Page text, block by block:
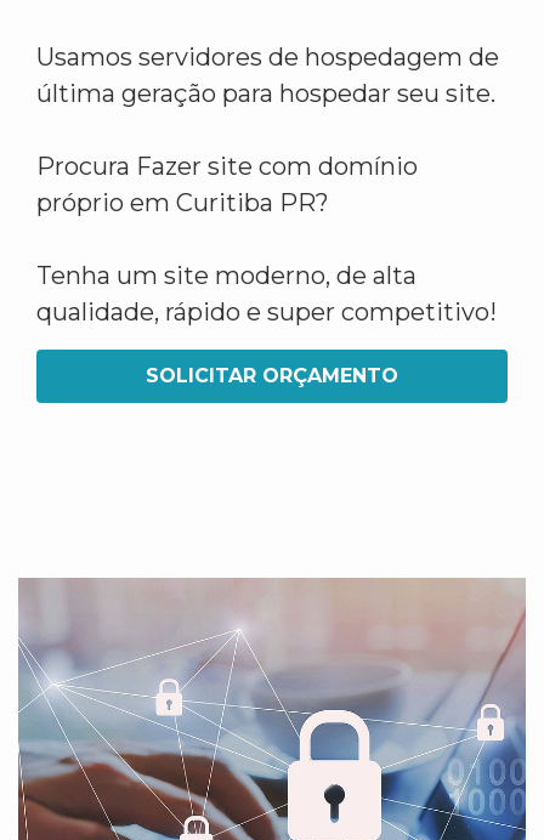
Usamos servidores de hospedagem de
última geração para hospedar seu site.
Procura Fazer site com domínio
próprio em Curitiba PR?
Tenha um site moderno, de alta
qualidade, rápido e super competitivo!
SOLICITAR ORÇAMENTO